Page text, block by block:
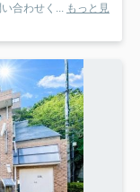
合わせく... もっと見